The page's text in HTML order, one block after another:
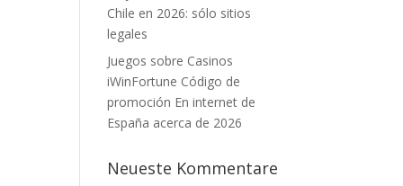
Chile en 2026: sólo sitios
legales
Juegos sobre Casinos
iWinFortune Código de
promoción En internet de
España acerca de 2026
Neueste Kommentare